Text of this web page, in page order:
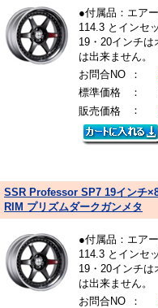
●付属品：エア
114.3 とインセ
19・20インチ
は出来ません。
お問合NO
：
標準価格
：
販売価格
：
SSR Professor SP7 19インチ
RIM プリズムダークガンメタ
●付属品：エア
114.3 とインセ
19・20インチ
は出来ません。
お問合NO
：